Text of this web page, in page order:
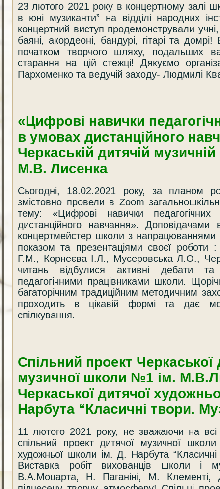
23 лютого 2021 року в концертному залі
в юні музиканти” на відділі народних
концертний виступ продемонстрували
баяні, акордеоні, бандурі, гітарі та
початком творчого шляху, подальших
старання на цій стежці! Дякуємо
Пархоменко та ведучій заходу- Людмилі
«Цифрові навички
в умовах дистанційного
Черкаській дитячій
М.В. Лисенка
Сьогодні, 18.02.2021 року, за планом
змістовно провели в Zoom
тему: «Цифрові навички педагогічних
дистанційного навчання». Доповідачами
концертмейстер школи з напрацюваннями
показом та презентаціями своєї роботи
Г.М., Корнеєва І.Л., Мусеровська Л.О.,
читань відбулися активні дебати
педагогічними працівниками школи.
багаторічним традиційним методичним
проходить в цікавій формі та дає
спілкування.
Спільний проект Черкаської
музичної школи №1 ім.
Черкаської дитячої
Нарбута “Класичні твори.
11 лютого 2021 року, не зважаючи на всі
спільний проект дитячої музичної
художньої школи ім. Д. Нарбута
Виставка робіт вихованців школи і
В.А.Моцарта, Н. Паганіні, М. Клементі,